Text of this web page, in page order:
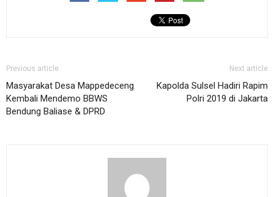
Previous article
Masyarakat Desa Mappedeceng
Kembali Mendemo BBWS
Bendung Baliase & DPRD
Next article
Kapolda Sulsel Hadiri Rapim
Polri 2019 di Jakarta